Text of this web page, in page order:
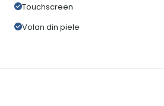
Touchscreen
Volan din piele